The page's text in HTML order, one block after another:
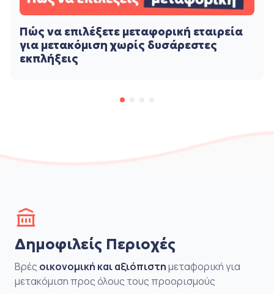
Πώς να επιλέξετε μεταφορική εταιρεία
για μετακόμιση χωρίς δυσάρεστες
εκπλήξεις
Δημοφιλείς Περιοχές
Βρές οικονομική και αξιόπιστημεταφορική για
μετακόμιση προς όλους τους προορισμούς